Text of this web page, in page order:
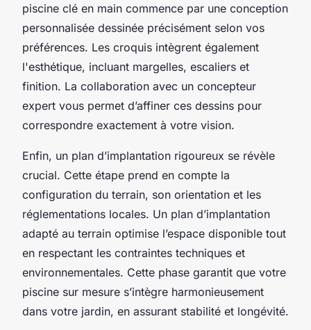
piscine clé en main commence par une conception
personnalisée dessinée précisément selon vos
préférences. Les croquis intègrent également
l'esthétique, incluant margelles, escaliers et
finition. La collaboration avec un concepteur
expert vous permet d’affiner ces dessins pour
correspondre exactement à votre vision.
Enfin, un plan d’implantation rigoureux se révèle
crucial. Cette étape prend en compte la
configuration du terrain, son orientation et les
réglementations locales. Un plan d’implantation
adapté au terrain optimise l’espace disponible tout
en respectant les contraintes techniques et
environnementales. Cette phase garantit que votre
piscine sur mesure s’intègre harmonieusement
dans votre jardin, en assurant stabilité et longévité.